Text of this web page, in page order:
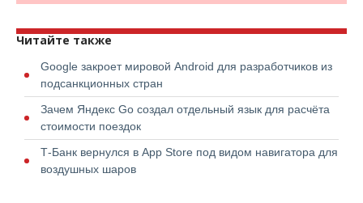
Читайте также
Google закроет мировой Android для разработчиков из
подсанкционных стран
Зачем Яндекс Go создал отдельный язык для расчёта
стоимости поездок
Т-Банк вернулся в App Store под видом навигатора для
воздушных шаров